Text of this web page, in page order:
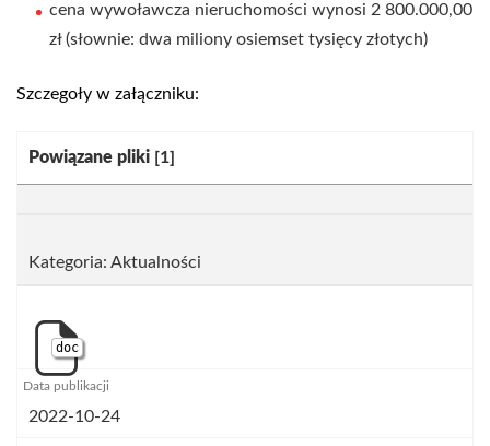
cena wywoławcza nieruchomości wynosi 2 800.000,00
zł (słownie: dwa miliony osiemset tysięcy złotych)
Szczegoły w załączniku:
Kategoria:
Powiązane pliki [1]
Kategoria: Aktualności
doc
2022-10-24